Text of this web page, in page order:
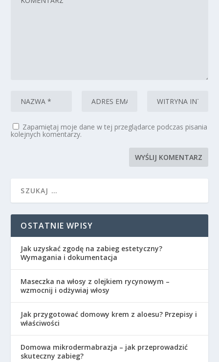
Zapamiętaj moje dane w tej przeglądarce podczas pisania
kolejnych komentarzy.
OSTATNIE WPISY
Jak uzyskać zgodę na zabieg estetyczny?
Wymagania i dokumentacja
Maseczka na włosy z olejkiem rycynowym –
wzmocnij i odżywiaj włosy
Jak przygotować domowy krem z aloesu? Przepisy i
właściwości
Domowa mikrodermabrazja – jak przeprowadzić
skuteczny zabieg?